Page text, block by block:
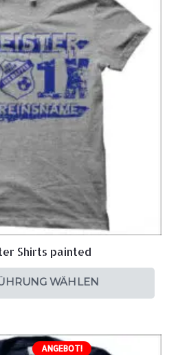
Shirts painted
WÄHLEN
ANGEBOT!